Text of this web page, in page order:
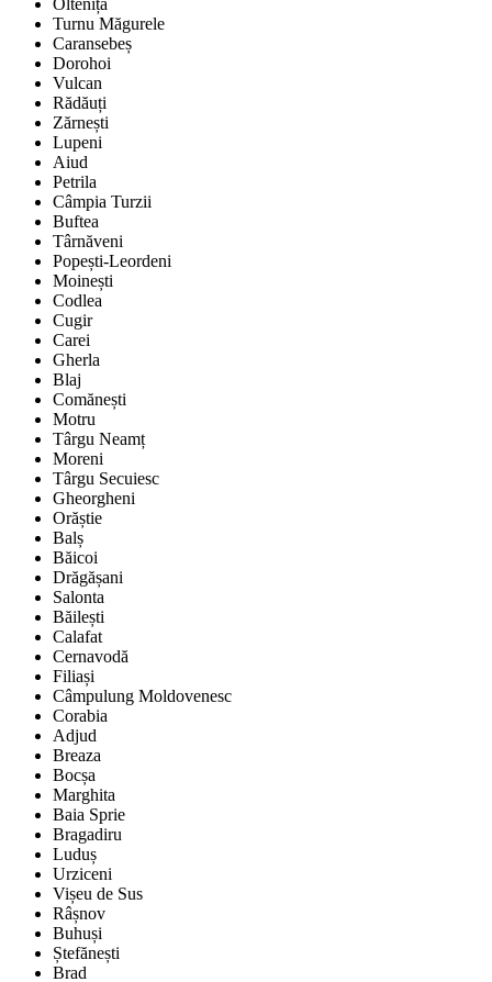
Oltenița
Turnu Măgurele
Caransebeș
Dorohoi
Vulcan
Rădăuți
Zărnești
Lupeni
Aiud
Petrila
Câmpia Turzii
Buftea
Târnăveni
Popești-Leordeni
Moinești
Codlea
Cugir
Carei
Gherla
Blaj
Comănești
Motru
Târgu Neamț
Moreni
Târgu Secuiesc
Gheorgheni
Orăștie
Balș
Băicoi
Drăgășani
Salonta
Băilești
Calafat
Cernavodă
Filiași
Câmpulung Moldovenesc
Corabia
Adjud
Breaza
Bocșa
Marghita
Baia Sprie
Bragadiru
Luduș
Urziceni
Vișeu de Sus
Râșnov
Buhuși
Ștefănești
Brad